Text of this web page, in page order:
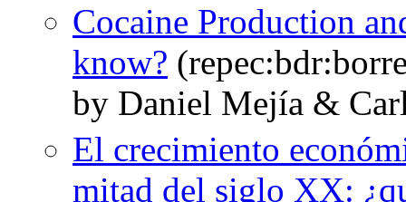
Cocaine Production
know?
by Daniel Mejía &
El crecimiento
mitad del siglo XX: